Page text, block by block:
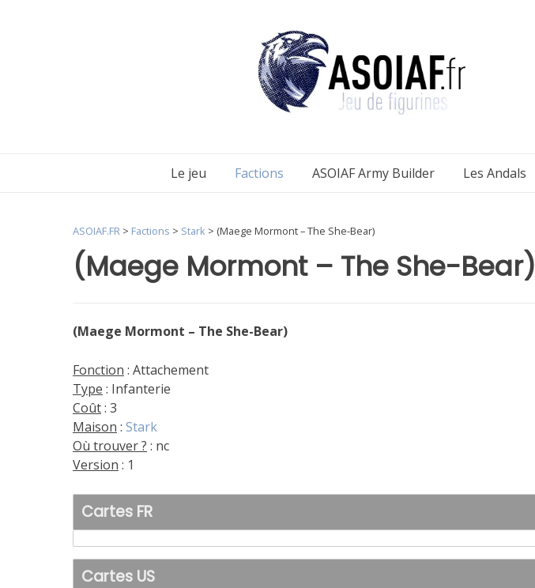
Le jeu Factions ASOIAF Army Builder Les Andals
(Maege Mormont – The She-Bear)
ASOIAF.FR > Factions > Stark > (Maege Mormont – The She-Bear)
(Maege Mormont – The She-Bear)
Fonction : Attachement
Type : Infanterie
Coût: 3
Maison : Stark
Où trouver ? : nc
Version : 1
Cartes FR
Cartes US